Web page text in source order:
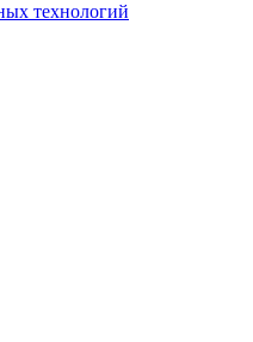
технологий